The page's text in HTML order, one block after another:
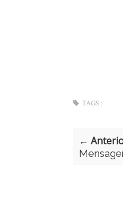
TAGS :
←